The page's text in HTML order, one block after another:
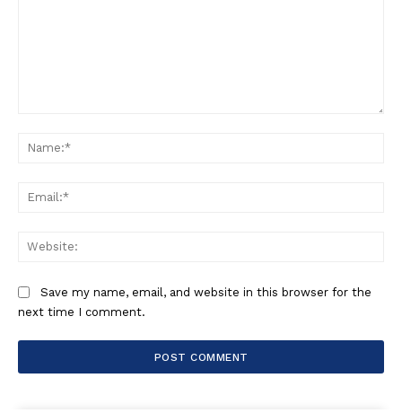
Save my name, email, and website in this browser for the
next time I comment.